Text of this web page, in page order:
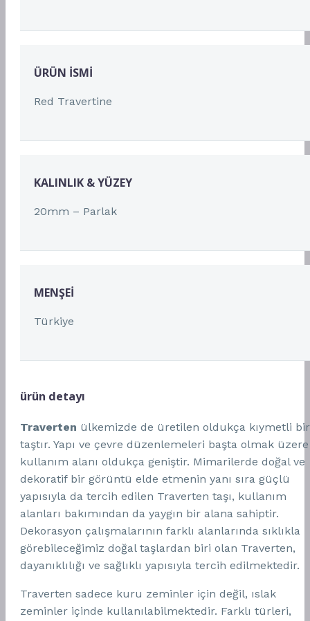
ÜRÜN İSMI
Red Travertine
KALINLIK & YÜZEY
20mm – Parlak
MENŞEI
Türkiye
ürün detayı
Traverten ülkemizde de üretilen oldukça kıymetli bir
taştır. Yapı ve çevre düzenlemeleri başta olmak üzere
kullanım alanı oldukça geniştir. Mimarilerde doğal ve
dekoratif bir görüntü elde etmenin yanı sıra güçlü
yapısıyla da tercih edilen Traverten taşı, kullanım
alanları bakımından da yaygın bir alana sahiptir.
Dekorasyon çalışmalarının farklı alanlarında sıklıkla
görebileceğimiz doğal taşlardan biri olan Traverten,
dayanıklılığı ve sağlıklı yapısıyla tercih edilmektedir.
Traverten sadece kuru zeminler için değil, ıslak
zeminler içinde kullanılabilmektedir. Farklı türleri,